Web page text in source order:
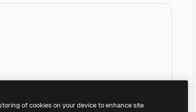
of cookies on your device to enhance site